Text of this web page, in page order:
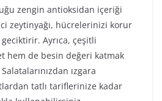
zengin antioksidan içeriği
zeytinyağı, hücrelerinizi korur
Ayrıca, çeşitli
hem de besin değeri katmak
ızgara
tatlı tariflerinize kadar